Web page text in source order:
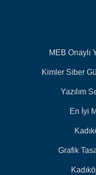
MEB Onaylı
Kimler Siber
Yazılım
En İyi
Grafik